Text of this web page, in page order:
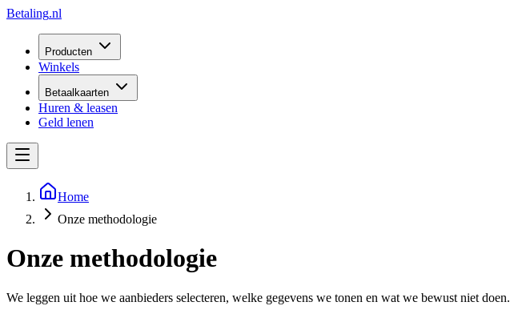
Betaling.nl
Producten
Winkels
Betaalkaarten
Huren & leasen
Geld lenen
Home
Onze methodologie
Onze methodologie
We leggen uit hoe we aanbieders selecteren, welke gegevens we tonen en wat we bewust niet doen.